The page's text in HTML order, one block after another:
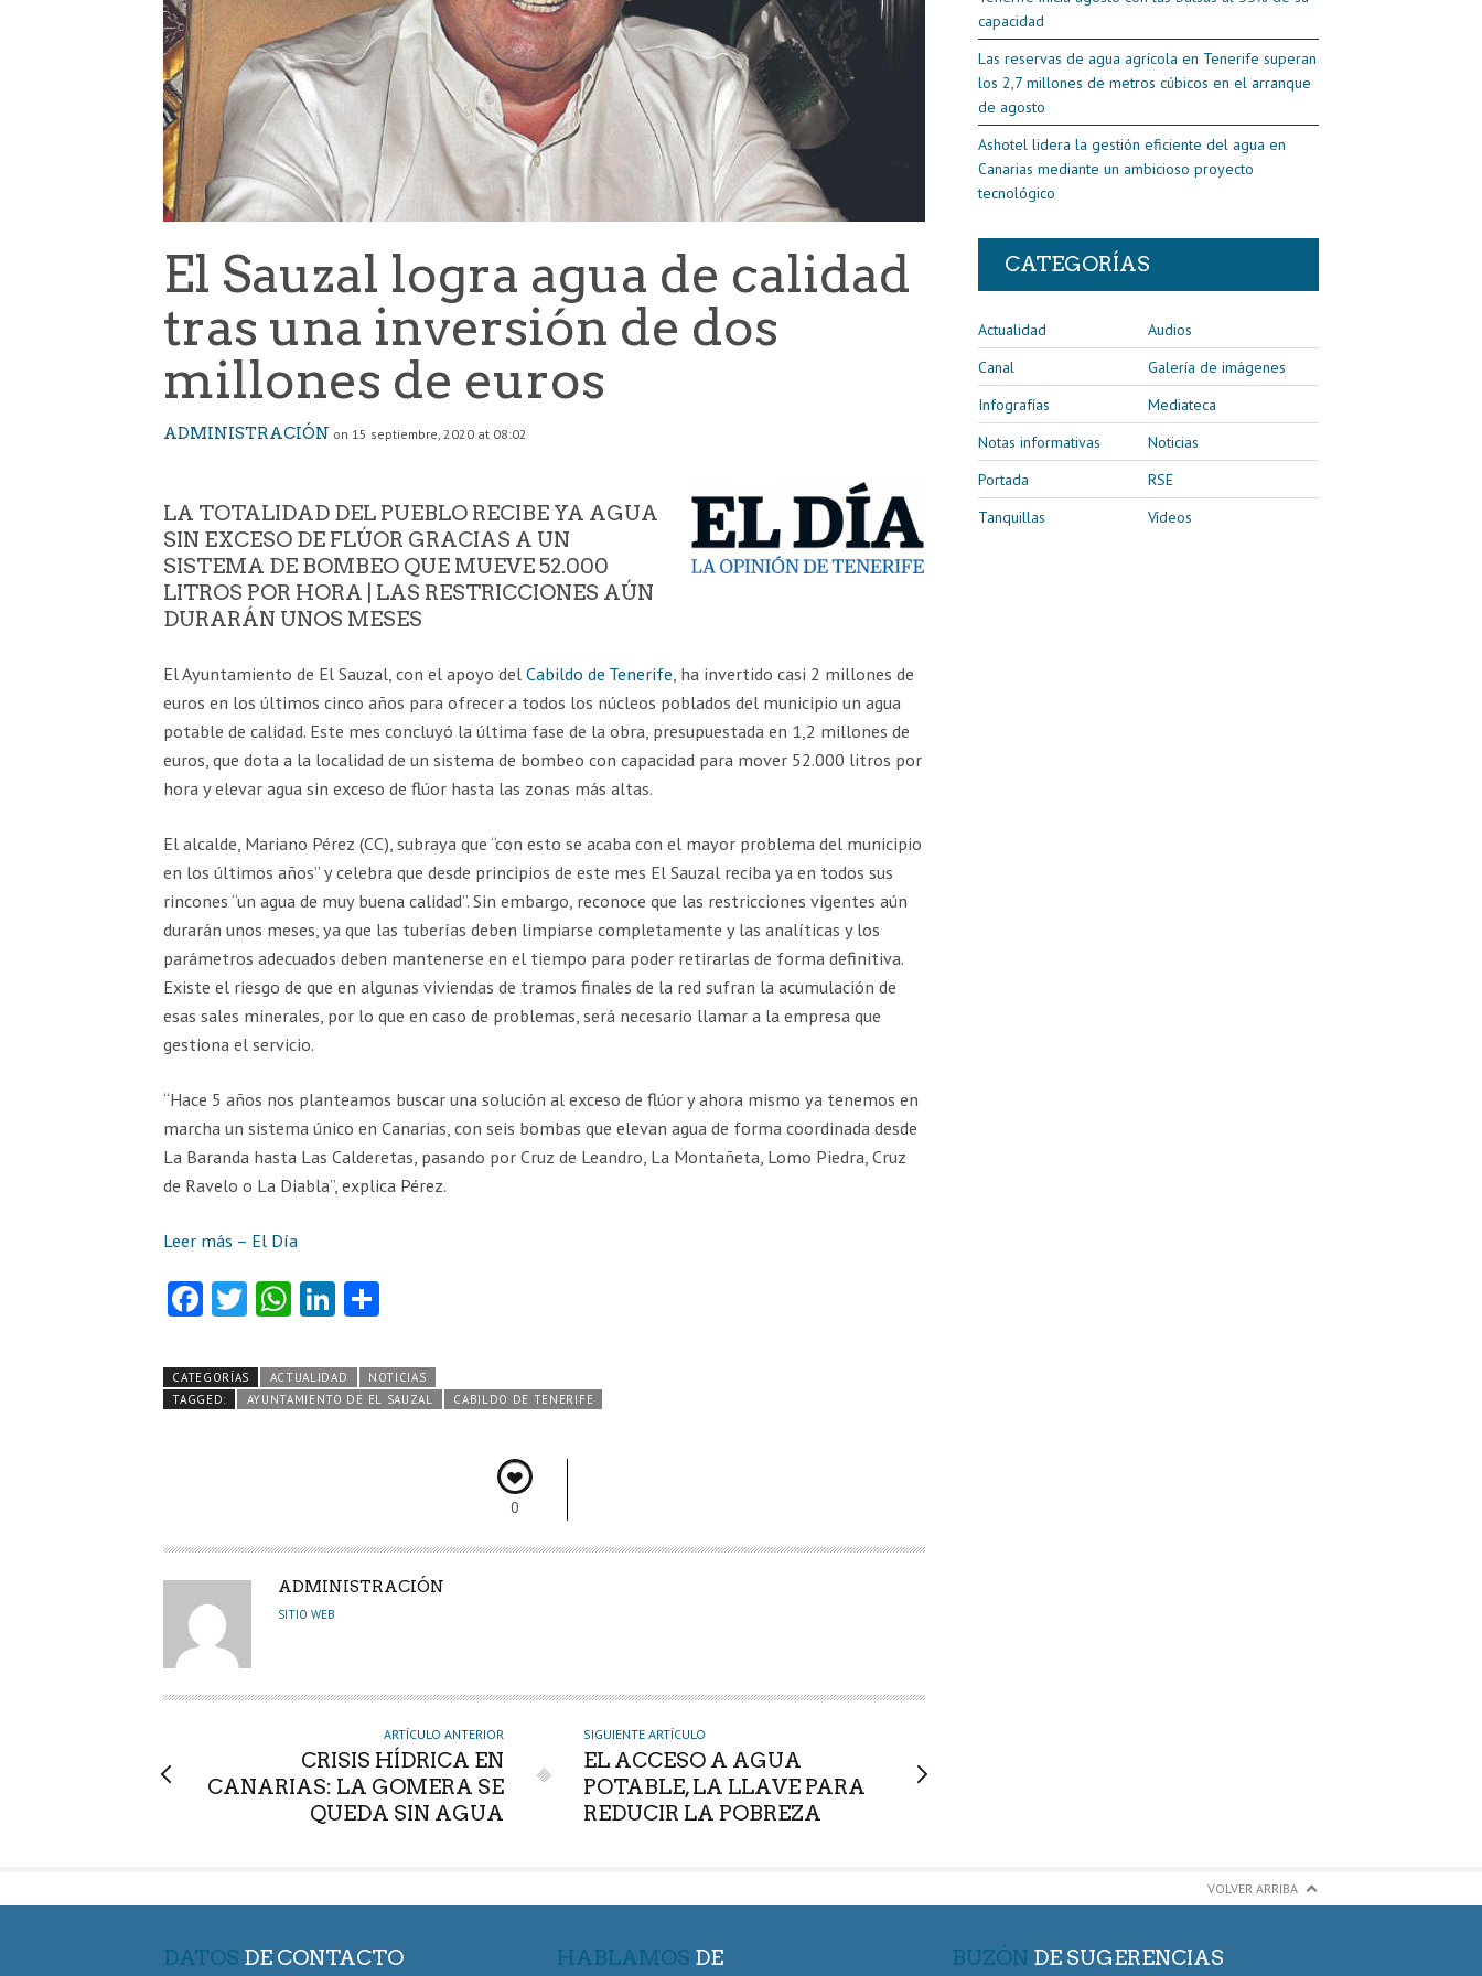
El Sauzal logra agua de calidad
tras una inversión de dos
millones de euros
ADMINISTRACIÓN on 15 septiembre, 2020 at 08:02
LA TOTALIDAD DEL PUEBLO RECIBE YA AGUA
SIN EXCESO DE FLÚOR GRACIAS A UN
SISTEMA DE BOMBEO QUE MUEVE 52.000
LITROS POR HORA | LAS RESTRICCIONES AÚN
DURARÁN UNOS MESES
El Ayuntamiento de El Sauzal, con el apoyo delCabildo de Tenerife , ha invertido casi 2 millones de
euros en los últimos cinco años para ofrecer a todos los núcleos poblados del municipio un agua
potable de calidad. Este mes concluyó la última fase de la obra, presupuestada en 1,2 millones de
euros, que dota a la localidad de un sistema de bombeo con capacidad para mover 52.000 litros por
hora y elevar agua sin exceso de flúor hasta las zonas más altas.
El alcalde, Mariano Pérez (CC), subraya que “con esto se acaba con el mayor problema del municipio
en los últimos años” y celebra que desde principios de este mes El Sauzal reciba ya en todos sus
rincones “un agua de muy buena calidad”. Sin embargo, reconoce que las restricciones vigentes aún
durarán unos meses, ya que las tuberías deben limpiarse completamente y las analíticas y los
parámetros adecuados deben mantenerse en el tiempo para poder retirarlas de forma definitiva.
Existe el riesgo de que en algunas viviendas de tramos finales de la red sufran la acumulación de
esas sales minerales, por lo que en caso de problemas, será necesario llamar a la empresa que
gestiona el servicio.
“Hace 5 años nos planteamos buscar una solución al exceso de flúor y ahora mismo ya tenemos en
marcha un sistema único en Canarias, con seis bombas que elevan agua de forma coordinada desde
La Baranda hasta Las Calderetas, pasando por Cruz de Leandro, La Montañeta, Lomo Piedra, Cruz
de Ravelo o La Diabla”, explica Pérez.
Leer más – El Día
Fa
b
o
T
itt
er
W
ts
A
Li
e
dI
m
pa
CATEGORÍAS ACTUALIDAD
NOTICIAS
TAGGED:
AYUNTAMIENTO DE EL SAUZAL CABILDO DE TENERIFE
0
A
U
R
ADMINISTRACIÓN
SITIO WEB
ARTÍCULO ANTERIOR
CRISIS HÍDRICA EN
CANARIAS: LA GOMERA SE
QUEDA SIN AGUA
SIGUIENTE ARTÍCULO
EL ACCESO A AGUA
POTABLE, LA LLAVE PARA
REDUCIR LA POBREZA
capacidad
Las reservas de agua agrícola en Tenerife superan
los 2,7 millones de metros cúbicos en el arranque
de agosto
Ashotel lidera la gestión eficiente del agua en
Canarias mediante un ambicioso proyecto
tecnológico
CATEGORÍAS
Actualidad
Audios
Canal
Galería de imágenes
Infografías
Mediateca
Notas informativas
Noticias
Portada
RSE
Tanquillas
Vídeos
VOLVER ARRIBA
DATOS DE CONTACTO HABLAMOS DE BUZÓN DE SUGERENCIAS